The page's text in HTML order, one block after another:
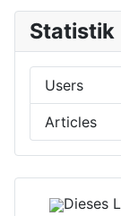
Statistik
Users
Articles
Dieses